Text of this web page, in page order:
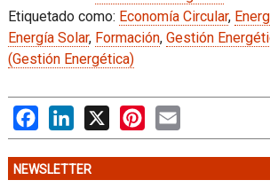
Etiquetado como: Economía Circular,
Energía Solar, Formación, Gestión
(Gestión Energética)
FacebookLinkedIn
X PinterestEmail
NEWSLETTER